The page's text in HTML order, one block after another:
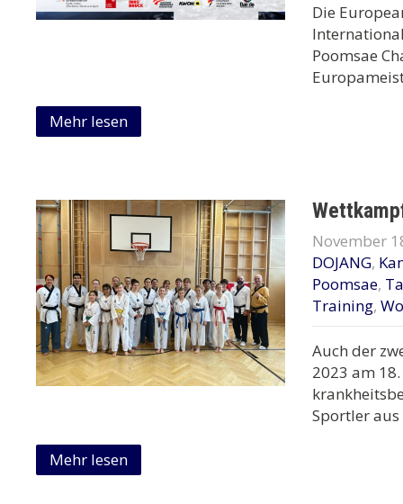
Die
Poomsae
Mehr lesen
November
DOJANG,
Poomsae,
Training,
Auch der
2023 am
Sportler
Mehr lesen